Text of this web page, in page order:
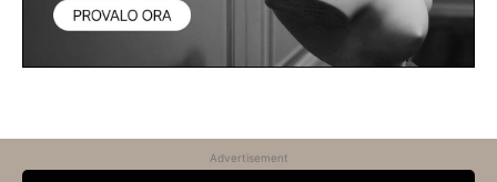
Advertisement